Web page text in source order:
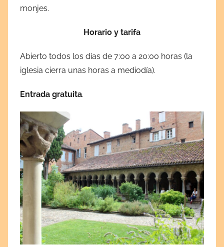
monjes.
Horario y tarifa
Abierto todos los días de 7:00 a 20:00 horas (la
iglesia cierra unas horas a mediodía).
Entrada gratuita.